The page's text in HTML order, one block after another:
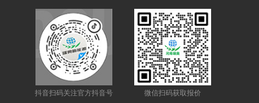
抖音扫码关注官方抖音号 微信扫码获取报价